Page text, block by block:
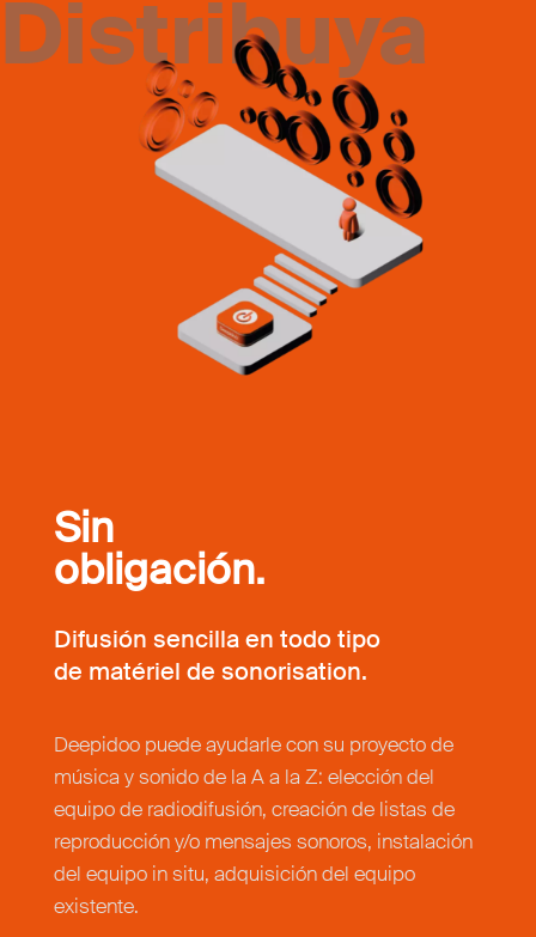
Distribuya
Sin
obligación.
Difusión sencilla en todo tipo
de matériel de sonorisation.
Deepidoo puede ayudarle con su proyecto de
música y sonido de la A a la Z: elección del
equipo de radiodifusión, creación de listas de
reproducción y/o mensajes sonoros, instalación
del equipo in situ, adquisición del equipo
existente.